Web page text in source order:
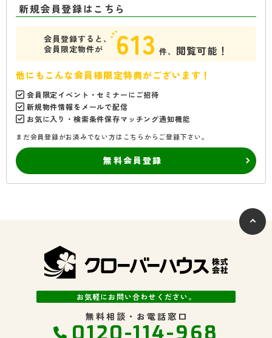
新規会員登録はこちら
会員登録すると、
会員限定物件が
613 件、 閲覧可能！
他にもこんな会員様限定特典がございます！
会員限定イベント・セミナーにご招待
新規物件情報をメールで配信
お気に入り・検索条件保存マッチング通知機能
まだ会員登録がお済みでない方はこちらからご登録下さい。
無料会員登録
お気軽にお問い合わせください。
無料相談・お電話窓口